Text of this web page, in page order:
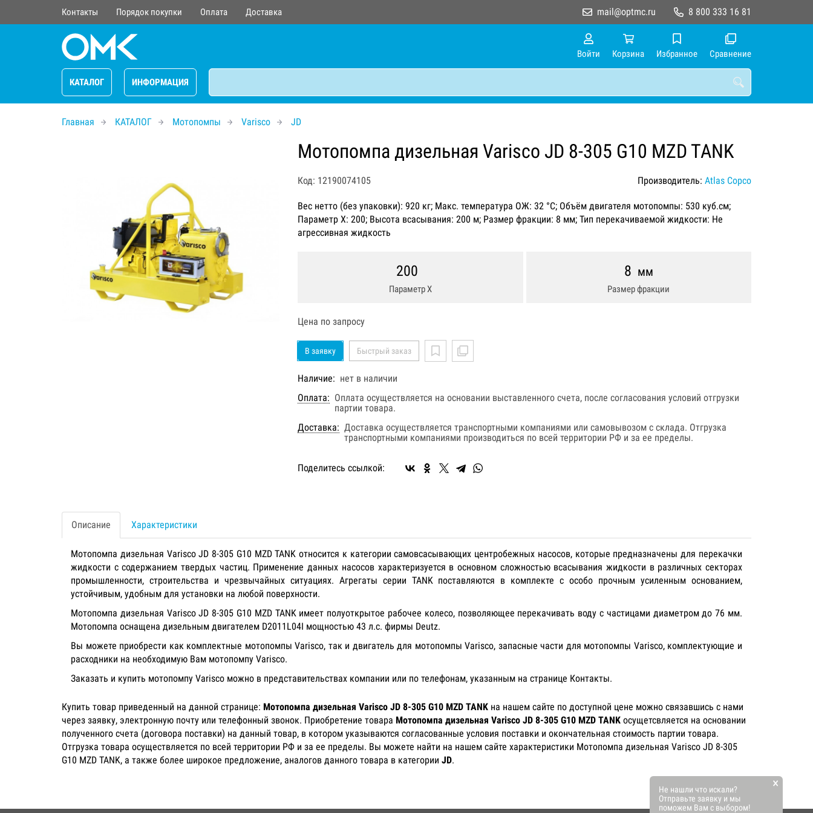
Контакты Порядок покупки Оплата Доставка 8 800 333 16 81
mail@optmc.ru
Войти Корзина Избранное Сравнение
КАТАЛОГ ИНФОРМАЦИЯ
Главная КАТАЛОГ Мотопомпы Varisco JD
Мотопомпа дизельная Varisco JD 8-305 G10 MZD TANK
Код: 12190074105 Производитель: Atlas Copco
Вес нетто (без упаковки): 920 кг; Макс. температура ОЖ: 32 °C; Объём двигателя мотопомпы: 530 куб.см;
Параметр Х: 200; Высота всасывания: 200 м; Размер фракции: 8 мм; Тип перекачиваемой жидкости: Не
агрессивная жидкость
200
Параметр Х
8 мм
Размер фракции
Цена по запросу
В заявку Быстрый заказ
Наличие: нет в наличии
Оплата: Оплата осуществляется на основании выставленного счета, после согласования условий отгрузки
партии товара.
Доставка: Доставка осуществляется транспортными компаниями или самовывозом с склада. Отгрузка
транспортными компаниями производиться по всей территории РФ и за ее пределы.
Поделитесь ссылкой:
Описание Характеристики
Мотопомпа дизельная Varisco JD 8-305 G10 MZD TANK относится к категории самовсасывающих центробежных насосов, которые предназначены для перекачки
жидкости с содержанием твердых частиц. Применение данных насосов характеризуется в основном сложностью всасывания жидкости в различных секторах
промышленности, строительства и чрезвычайных ситуациях. Агрегаты серии TANK поставляются в комплекте с особо прочным усиленным основанием,
устойчивым, удобным для установки на любой поверхности.
Мотопомпа дизельная Varisco JD 8-305 G10 MZD TANK имеет полуоткрытое рабочее колесо, позволяющее перекачивать воду с частицами диаметром до 76 мм.
Мотопомпа оснащена дизельным двигателем D2011L04I мощностью 43 л.с. фирмы Deutz.
Вы можете приобрести как комплектные мотопомпы Varisco, так и двигатель для мотопомпы Varisco, запасные части для мотопомпы Varisco, комплектующие и
расходники на необходимую Вам мотопомпу Varisco.
Заказать и купить мотопомпу Varisco можно в представительствах компании или по телефонам, указанным на странице Контакты.
Купить товар приведенный на данной странице: Мотопомпа дизельная Varisco JD 8-305 G10 MZD TANK на нашем сайте по доступной цене можно связавшись с нами
через заявку, электронную почту или телефонный звонок. Приобретение товара Мотопомпа дизельная Varisco JD 8-305 G10 MZD TANK осущетсвляется на основании
полученного счета (договора поставки) на данный товар, в котором указываются согласованные условия поставки и окончательная стоимость партии товара.
Отгрузка товара осуществляется по всей территории РФ и за ее пределы. Вы можете найти на нашем сайте характеристики Мотопомпа дизельная Varisco JD 8-305
G10 MZD TANK, а также более широкое предложение, аналогов данного товара в категории JD.
Не нашли что искали?
Отправьте заявку и мы
поможем Вам с выбором!
×